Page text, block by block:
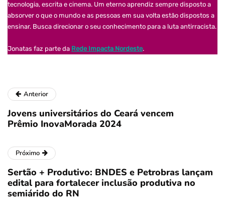
tecnologia, escrita e cinema. Um eterno aprendiz sempre disposto a
absorver o que o mundo e as pessoas em sua volta estão dispostos a
ensinar. Busca direcionar o seu conhecimento para a luta antirracista.
Jonatas faz parte da Rede Impacta Nordeste.
Anterior
Jovens universitários do Ceará vencem
Prêmio InovaMorada 2024
Próximo
Sertão + Produtivo: BNDES e Petrobras lançam
edital para fortalecer inclusão produtiva no
semiárido do RN